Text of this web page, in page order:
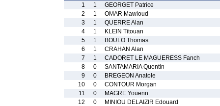
1
1
GEORGET Patrice
2
1
OMAR Mawloud
3
1
QUERRE Alan
4
1
KLEIN Titouan
5
1
BOULO Thomas
6
1
CRAHAN Alan
7
1
CADORET LE MAGUERESS Fanch
8
0
SANTAMARIA Quentin
9
0
BREGEON Anatole
10
0
CONTOUR Morgan
11
0
MAGRE Youenn
12
0
MINIOU DELAIZIR Edouard